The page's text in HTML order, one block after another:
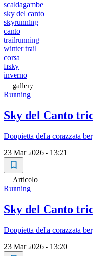
scaldagambe
sky del canto
skyrunning
canto
trailrunning
winter trail
corsa
fisky
inverno
gallery
Running
Sky del Canto
Doppietta della corazzata
23 Mar 2026 - 13:21
Articolo
Running
Sky del Canto
Doppietta della corazzata
23 Mar 2026 - 13:20